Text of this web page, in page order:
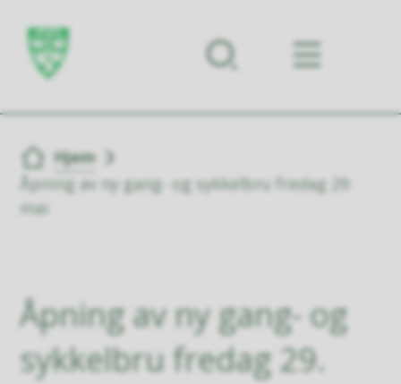
Forsiden
Du er her:
Hjem
Åpning av ny gang- og sykkelbru fredag 29.
mai
Åpning av ny gang- og
sykkelbru fredag 29.